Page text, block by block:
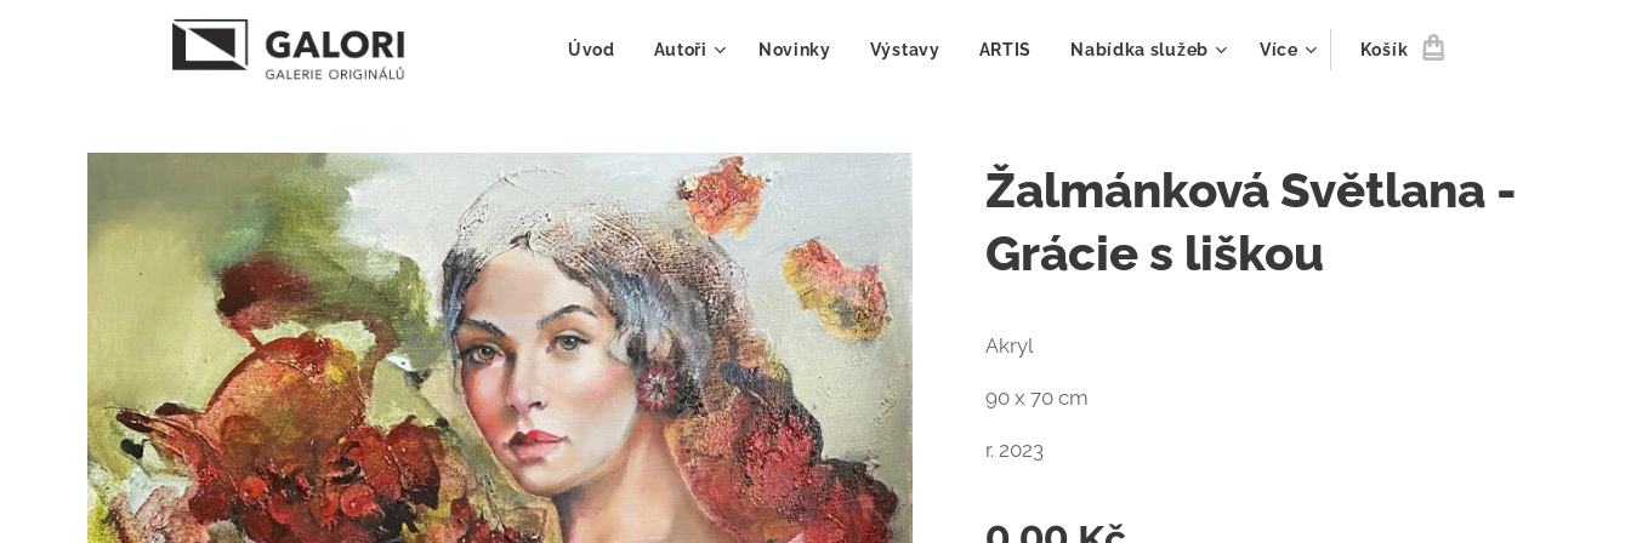
Úvod Autoři Novinky Výstavy ARTIS Nabídka služeb Více Košík
Žalmánková Světlana -
Grácie s liškou
Akryl
90 x 70 cm
r. 2023